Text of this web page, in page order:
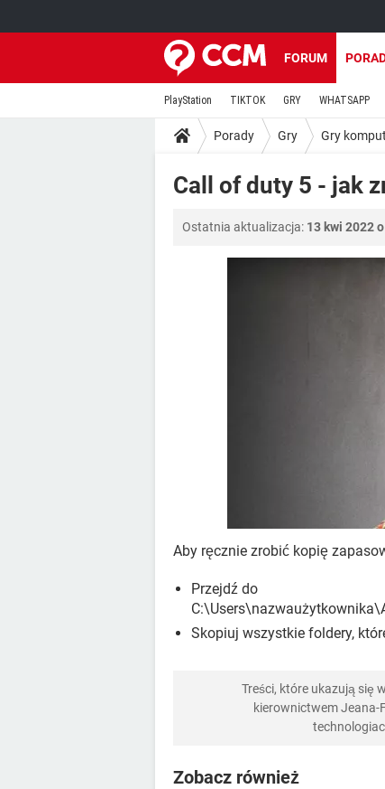
FORUM
PlayStation TIKTOK GRY WHATSAPP
Porady Gry Gry
Call of duty 5 - jak
Ostatnia aktualizacja: 13 kwi 2022
Aby ręcznie zrobić kopię
Przejdź do
Skopiuj wszystkie foldery,
Treści, które ukazują się
kierownictwem Jeana-
Zobacz również